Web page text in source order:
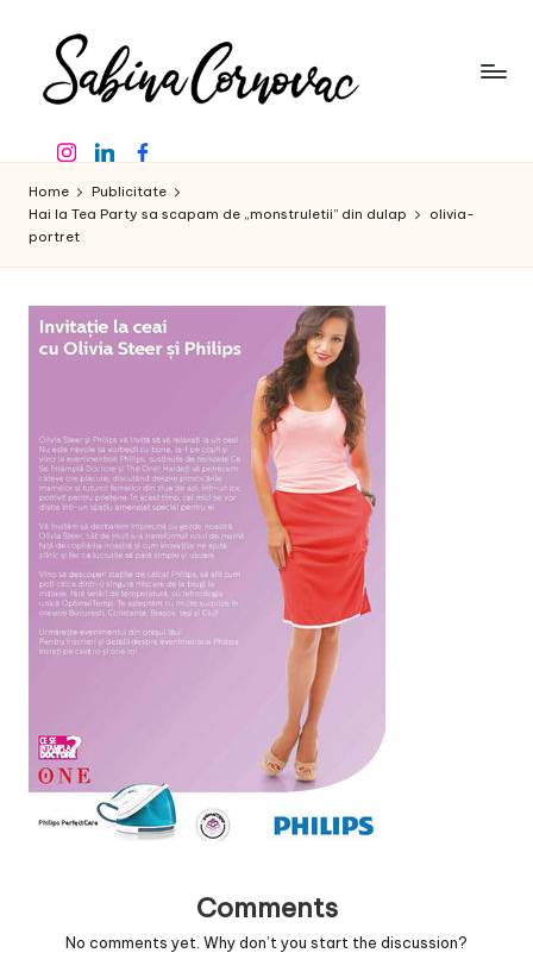
content
a
b
in
a
C
r
n
o
v
a
c
in
e
creator
de
conținut
de
16
-
InstagramLinkedinFacebook
Home
Publicitate
Hai la Tea Party sa scapam de „monstruletii” din dulap
olivia-
portret
Comments
No comments yet. Why don’t you start the discussion?